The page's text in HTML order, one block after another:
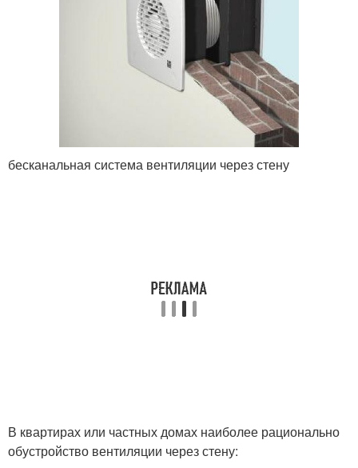
бесканальная система вентиляции через стену
В квартирах или частных домах наиболее рационально
обустройство вентиляции через стену: